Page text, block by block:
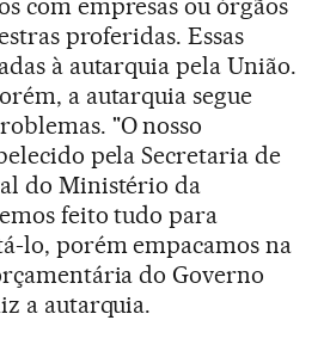
com empresas ou órgãos
proferidas. Essas
à autarquia pela União.
a autarquia segue
"O nosso
pela Secretaria de
do Ministério da
feito tudo para
lo, porém empacamos na
do Governo
a autarquia.